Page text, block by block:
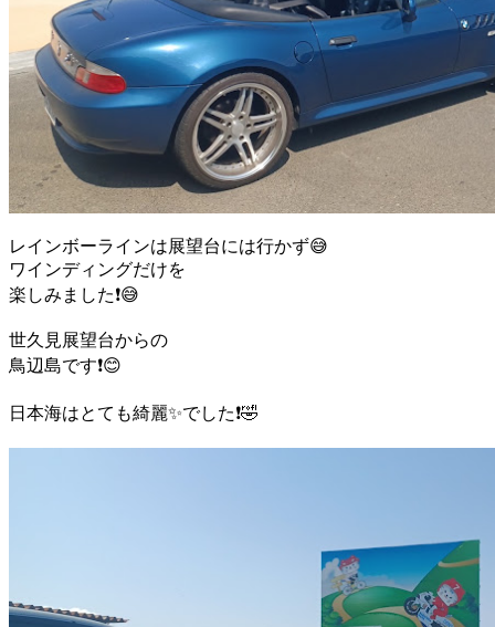
レインボーラインは展望台には行かず😅
ワインディングだけを
楽しみました❗😅
世久見展望台からの
鳥辺島です❗️😊
日本海はとても綺麗✨でした❗🤣